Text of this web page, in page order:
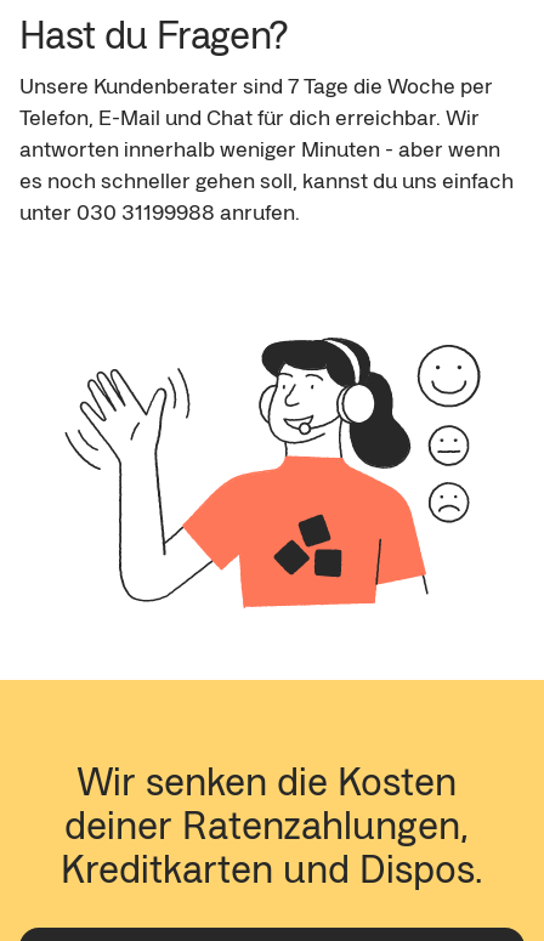
Hast du Fragen?
Unsere Kundenberater sind 7 Tage die Woche per
Telefon, E-Mail und Chat für dich erreichbar. Wir
antworten innerhalb weniger Minuten - aber wenn
es noch schneller gehen soll, kannst du uns einfach
unter 030 31199988 anrufen.
Wir senken die Kosten
deiner Ratenzahlungen,
Kreditkarten und Dispos.